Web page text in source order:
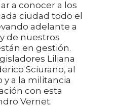
a conocer a los
ciudad todo el
adelante a
de nuestros
en gestión.
Liliana
Sciurano, al
y a la militancia
con esta
Vernet.